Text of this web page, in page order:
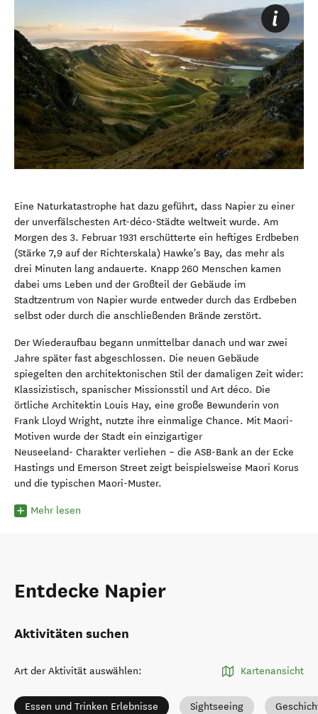
Eine Naturkatastrophe hat dazu geführt, dass Napier zu einer
der unverfälschesten Art-déco-Städte weltweit wurde. Am
Morgen des 3. Februar 1931 erschütterte ein heftiges Erdbeben
(Stärke 7,9 auf der Richterskala) Hawke's Bay, das mehr als
drei Minuten lang andauerte. Knapp 260 Menschen kamen
dabei ums Leben und der Großteil der Gebäude im
Stadtzentrum von Napier wurde entweder durch das Erdbeben
selbst oder durch die anschließenden Brände zerstört.
Der Wiederaufbau begann unmittelbar danach und war zwei
Jahre später fast abgeschlossen. Die neuen Gebäude
spiegelten den architektonischen Stil der damaligen Zeit wider:
Klassizistisch, spanischer Missionsstil und Art déco. Die
örtliche Architektin Louis Hay, eine große Bewunderin von
Frank Lloyd Wright, nutzte ihre einmalige Chance. Mit Maori-
Motiven wurde der Stadt ein einzigartiger
Neuseeland- Charakter verliehen – die ASB-Bank an der Ecke
Hastings und Emerson Street zeigt beispielsweise Maori Korus
und die typischen Maori-Muster.
Mehr lesen
Entdecke Napier
Aktivitäten suchen
Art der Aktivität auswählen: Kartenansicht
Essen und Trinken Erlebnisse Sightseeing